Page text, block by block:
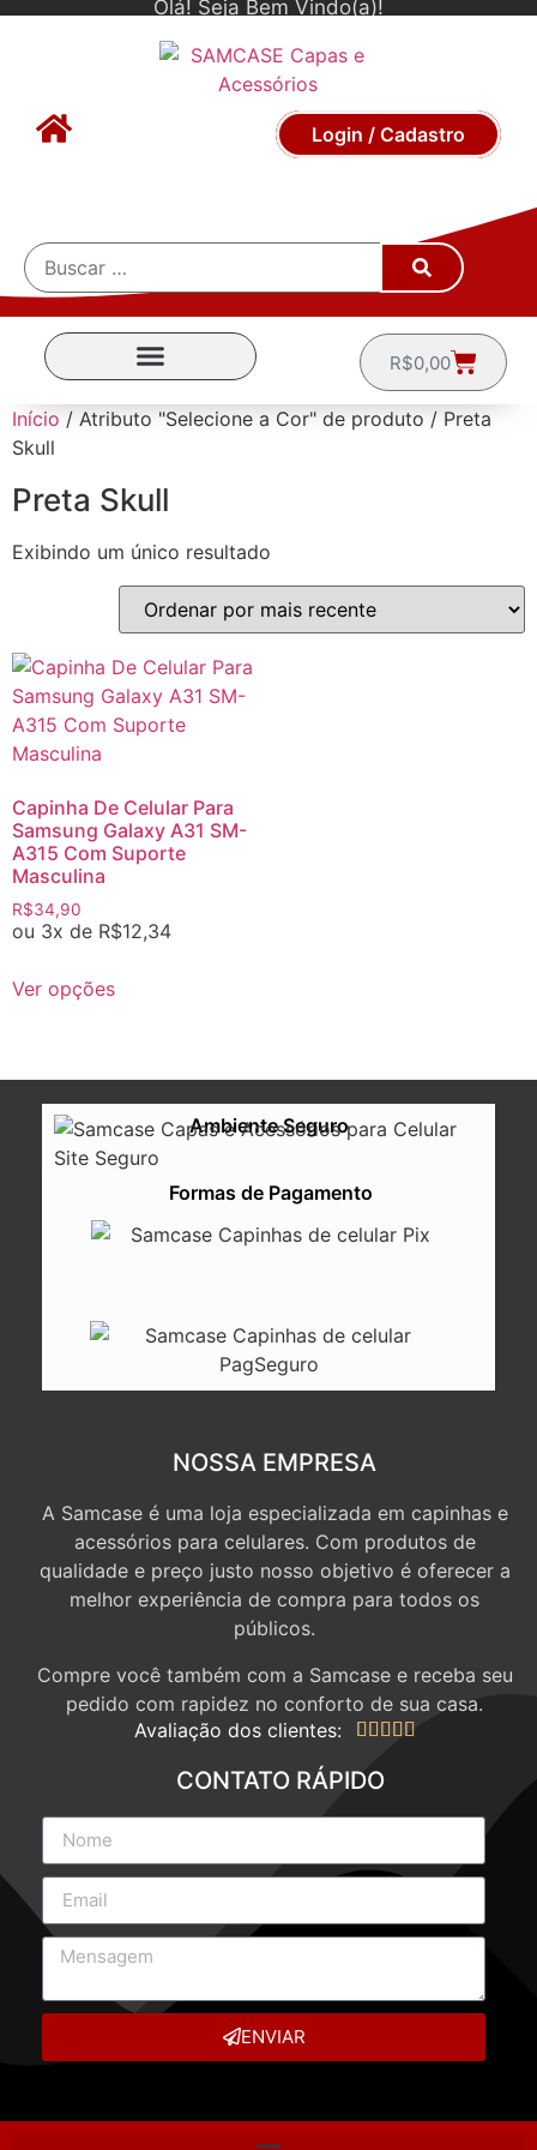
Olá! Seja Bem Vindo(a)!
Login / Cadastro
R$0,00
Início / Atributo "Selecione a Cor" de produto / Preta
Skull
Preta Skull
Exibindo um único resultado
Capinha De Celular Para
Samsung Galaxy A31 SM-
A315 Com Suporte
Masculina
R$34,90
ou 3x de R$12,34
Ver opções
Ambiente Seguro
Formas de Pagamento
NOSSA EMPRESA
A Samcase é uma loja especializada em capinhas e
acessórios para celulares. Com produtos de
qualidade e preço justo nosso objetivo é oferecer a
melhor experiência de compra para todos os
públicos.
Compre você também com a Samcase e receba seu
pedido com rapidez no conforto de sua casa.
Avaliação dos clientes:
    
CONTATO RÁPIDO
ENVIAR